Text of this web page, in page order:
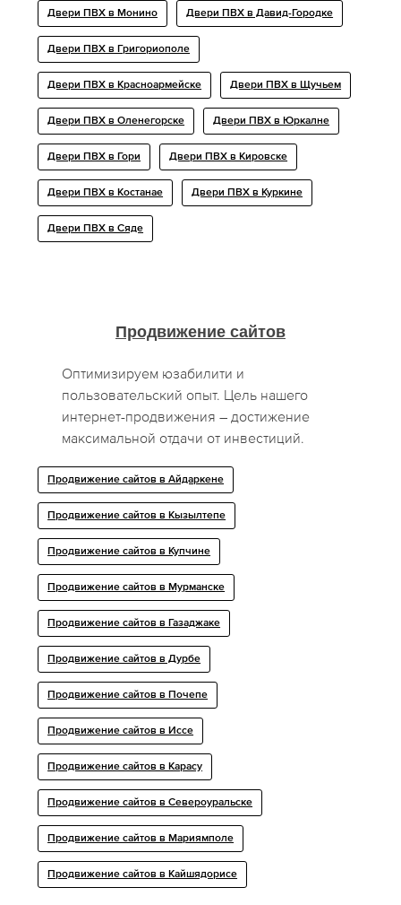
Двери ПВХ в Монино Двери ПВХ в Давид-Городке
Двери ПВХ в Григориополе
Двери ПВХ в Красноармейске Двери ПВХ в Щучьем
Двери ПВХ в Оленегорске Двери ПВХ в Юркалне
Двери ПВХ в Гори Двери ПВХ в Кировске
Двери ПВХ в Костанае Двери ПВХ в Куркине
Двери ПВХ в Сяде
Продвижение сайтов
Оптимизируем юзабилити и
пользовательский опыт. Цель нашего
интернет-продвижения – достижение
максимальной отдачи от инвестиций.
Продвижение сайтов в Айдаркене
Продвижение сайтов в Кызылтепе
Продвижение сайтов в Купчине
Продвижение сайтов в Мурманске
Продвижение сайтов в Газаджаке
Продвижение сайтов в Дурбе
Продвижение сайтов в Почепе
Продвижение сайтов в Иссе
Продвижение сайтов в Карасу
Продвижение сайтов в Североуральске
Продвижение сайтов в Мариямполе
Продвижение сайтов в Кайшядорисе